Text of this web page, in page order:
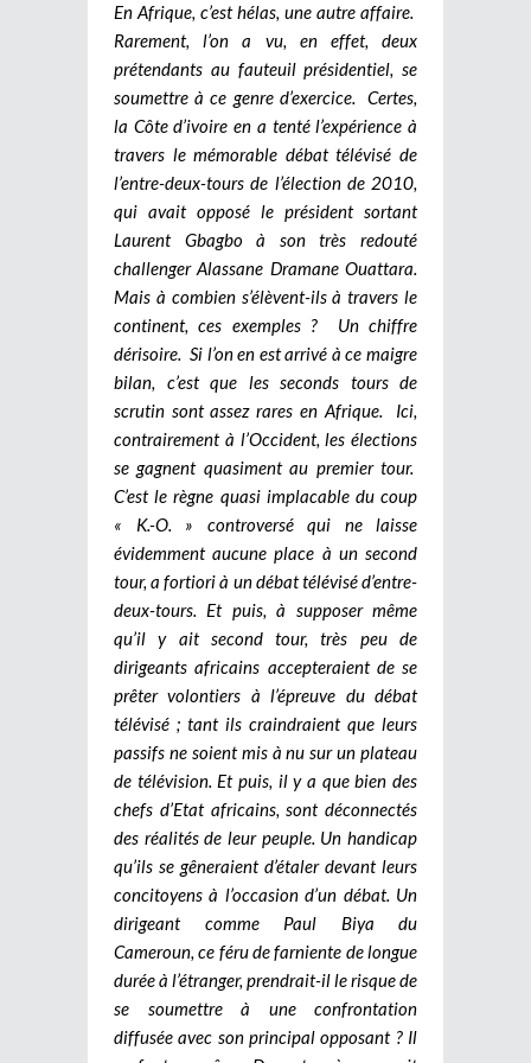
En Afrique, c’est hélas, une autre affaire.
Rarement, l’on a vu, en effet, deux
prétendants au fauteuil présidentiel, se
soumettre à ce genre d’exercice. Certes,
la Côte d’ivoire en a tenté l’expérience à
travers le mémorable débat télévisé de
l’entre-deux-tours de l’élection de 2010,
qui avait opposé le président sortant
Laurent Gbagbo à son très redouté
challenger Alassane Dramane Ouattara.
Mais à combien s’élèvent-ils à travers le
continent, ces exemples ? Un chiffre
dérisoire. Si l’on en est arrivé à ce maigre
bilan, c’est que les seconds tours de
scrutin sont assez rares en Afrique. Ici,
contrairement à l’Occident, les élections
se gagnent quasiment au premier tour.
C’est le règne quasi implacable du coup
« K.-O. » controversé qui ne laisse
évidemment aucune place à un second
tour, a fortiori à un débat télévisé d’entre-
deux-tours. Et puis, à supposer même
qu’il y ait second tour, très peu de
dirigeants africains accepteraient de se
prêter volontiers à l’épreuve du débat
télévisé ; tant ils craindraient que leurs
passifs ne soient mis à nu sur un plateau
de télévision. Et puis, il y a que bien des
chefs d’Etat africains, sont déconnectés
des réalités de leur peuple. Un handicap
qu’ils se gêneraient d’étaler devant leurs
concitoyens à l’occasion d’un débat. Un
dirigeant comme Paul Biya du
Cameroun, ce féru de farniente de longue
durée à l’étranger, prendrait-il le risque de
se soumettre à une confrontation
diffusée avec son principal opposant ? Il